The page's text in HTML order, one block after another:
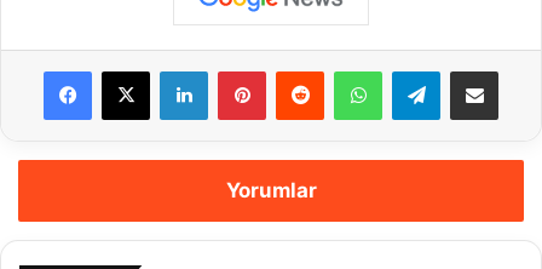
Facebook
X LinkedInPinterestReddit WhatsAppTelegramE-Posta ile
Yorumlar